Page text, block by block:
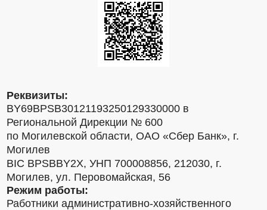
Реквизиты:
BY69BPSB30121193250129330000 в
Региональной Дирекции № 600
по Могилевской области, ОАО «Сбер Банк», г.
Могилев
BIC BPSBBY2X, УНП 700008856, 212030, г.
Могилев, ул. Перовомайская, 56
Режим работы:
Работники административно-хозяйственного